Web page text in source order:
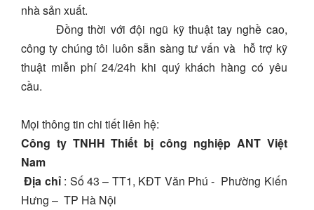
nhà sản xuất.
Đồng thời với đội ngũ kỹ thuật tay nghề cao,
công ty chúng tôi luôn sẵn sàng tư vấn và hỗ trợ kỹ
thuật miễn phí 24/24h khi quý khách hàng có yêu
cầu.
Mọi thông tin chi tiết liên hệ:
Công ty TNHH Thiết bị công nghiệp ANT Việt
Nam
Địa chỉ : Số 43 – TT1, KĐT Văn Phú - Phường Kiến
Hưng – TP Hà Nội